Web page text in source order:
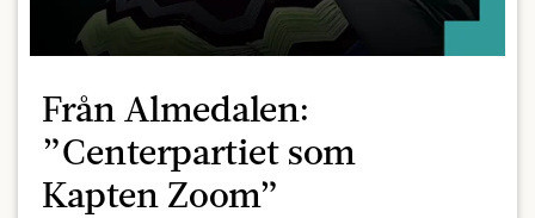
Från Almedalen:
”Centerpartiet som
Kapten Zoom”